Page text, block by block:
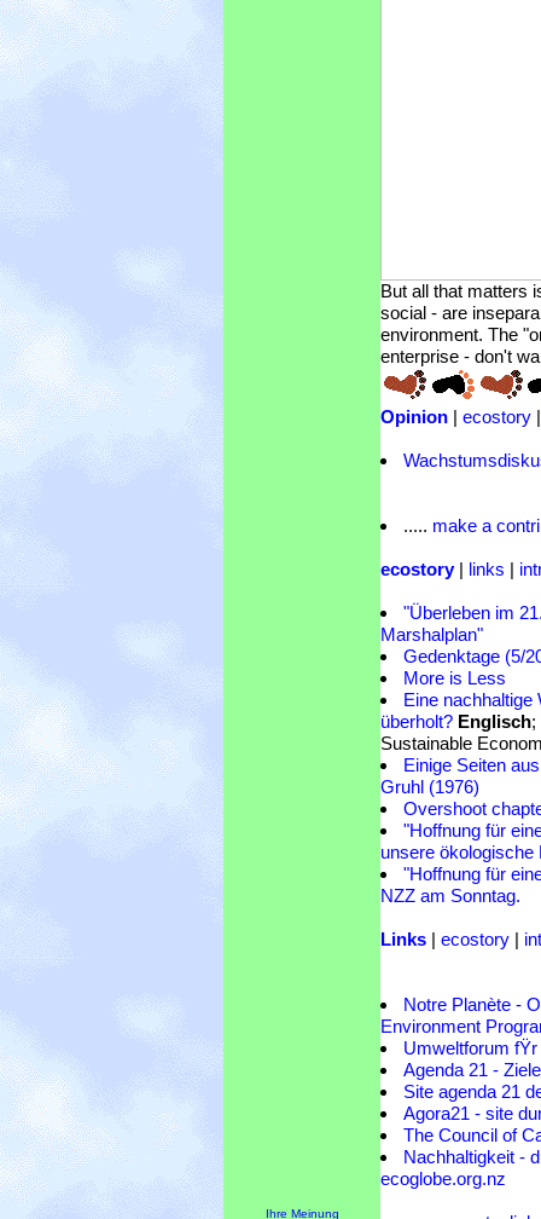
But all that matters
social - are
environment. The
enterprise - don't
Opinion | ecostory
..... make a
ecostory| links |
"Überleben im
Marshalplan"
Gedenktage (5/
More is Less
Eine
überholt? Englisch;
Sustainable
Einige Seiten
Gruhl (1976)
Overshoot
"Hoffnung für
unsere ökologische
"Hoffnung für
NZZ am Sonntag.
Links | ecostory |
Notre Planète -
Environment
Umweltforum
Agenda 21 -
Site agenda 21
Agora21 - site
The Council of
Nachhaltigkeit -
ecoglobe.org.nz
Ihre Meinung